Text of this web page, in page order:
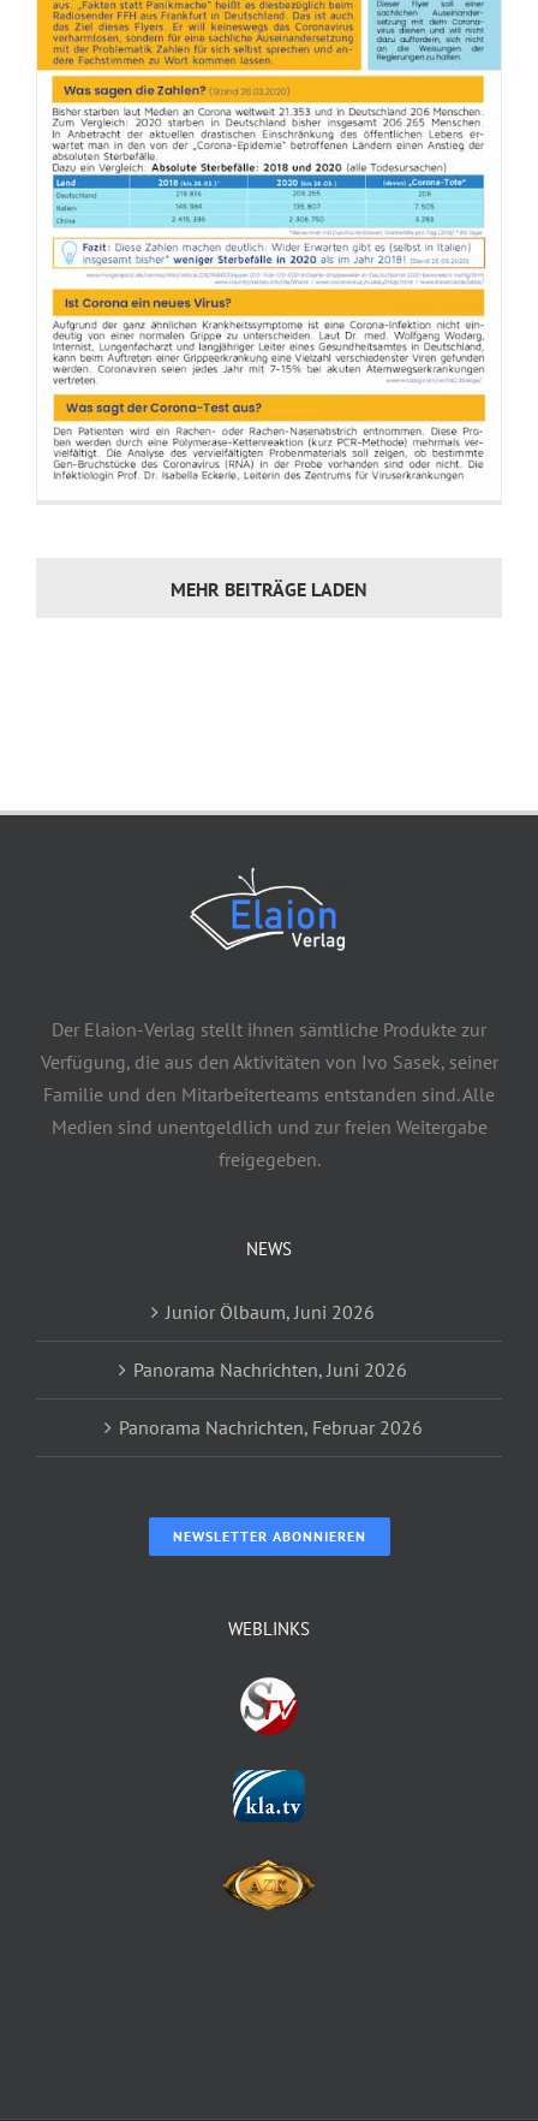
MEHR BEITRÄGE LADEN
Der Elaion-Verlag stellt ihnen sämtliche Produkte zur
Verfügung, die aus den Aktivitäten von Ivo Sasek, seiner
Familie und den Mitarbeiterteams entstanden sind. Alle
Medien sind unentgeldlich und zur freien Weitergabe
freigegeben.
NEWS
Junior Ölbaum, Juni 2026
Panorama Nachrichten, Juni 2026
Panorama Nachrichten, Februar 2026
NEWSLETTER ABONNIEREN
WEBLINKS